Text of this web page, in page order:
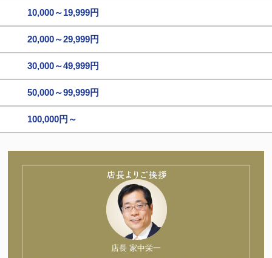
10,000～19,999円
20,000～29,999円
30,000～49,999円
50,000～99,999円
100,000円～
店長 家中栄一